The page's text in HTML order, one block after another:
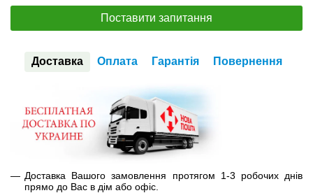
Поставити запитання
Доставка Оплата Гарантія Повернення
Доставка Вашого замовлення протягом 1-3 робочих днів
прямо до Вас в дім або офіс.